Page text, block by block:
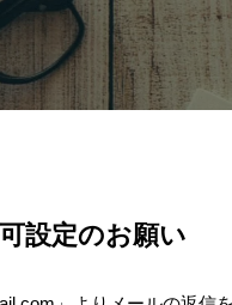
設定のお願い